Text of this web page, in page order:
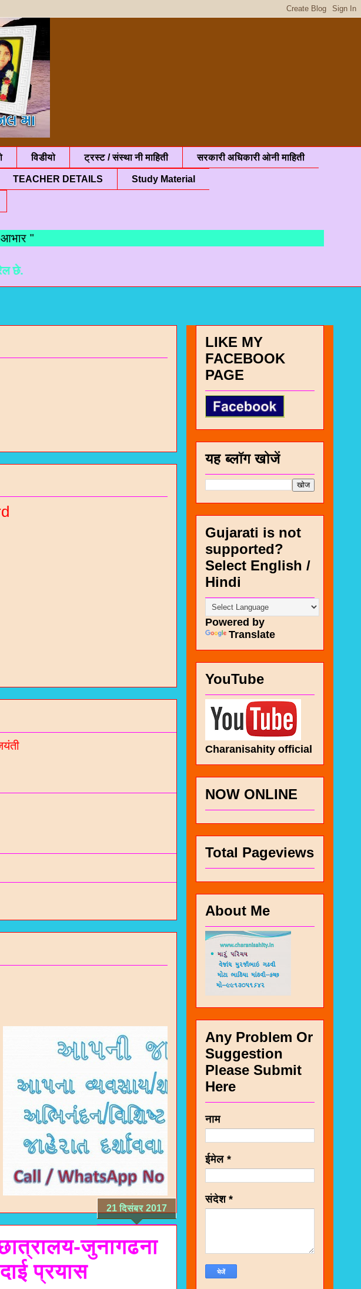
विडीयो ट्रस्ट / संस्था नी माहिती सरकारी अधिकारी ओनी माहिती
TEACHER DETAILS Study Material
21 दिसंबर 2017
जुनागढना
प्रयास
LIKE MY
FACEBOOK
PAGE
यह ब्लॉग खोजें
Gujarati is not
supported?
Select English /
Hindi
Powered by
Translate
YouTube
Charanisahity official
NOW ONLINE
Total Pageviews
About Me
Any Problem Or
Suggestion
Please Submit
Here
नाम
ईमेल *
संदेश *